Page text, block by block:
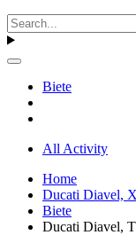
Biete
All Activity
Home
Ducati Diavel,
Biete
Ducati Diavel,